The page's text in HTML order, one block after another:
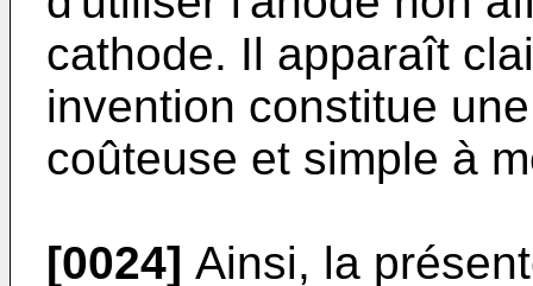
cathode. Il apparaît
invention constitue
coûteuse et simple à
[0024] Ainsi, la